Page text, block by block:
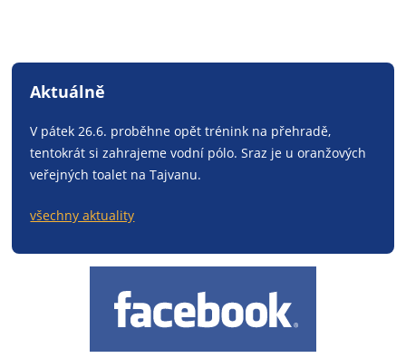
Aktuálně
V pátek 26.6. proběhne opět trénink na přehradě,
tentokrát si zahrajeme vodní pólo. Sraz je u oranžových
veřejných toalet na Tajvanu.
všechny aktuality